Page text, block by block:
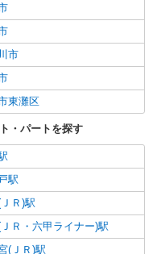
市
東灘区
・パートを探す
駅
Ｒ)駅
Ｒ・六甲ライナー)駅
(ＪＲ)駅